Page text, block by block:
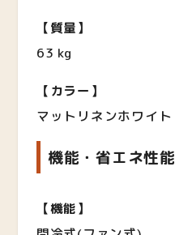
【質量】
63 kg
【カラー】
マットリネンホワイト
機能・省エネ性能
【機能】